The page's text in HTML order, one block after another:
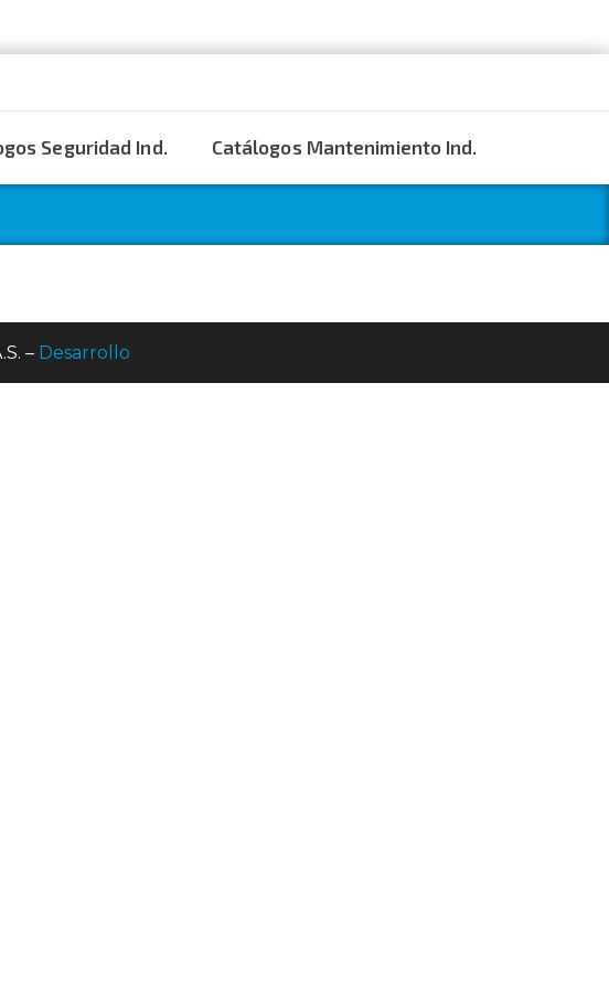
Seguridad Ind. Catálogos Mantenimiento Ind.
– Desarrollo